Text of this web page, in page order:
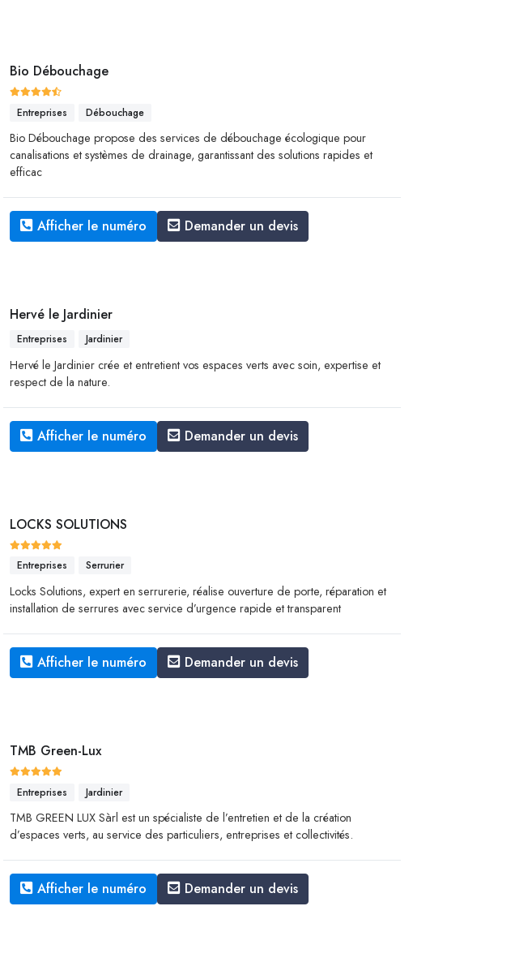
Bio Débouchage
Entreprises Débouchage
Bio Débouchage propose des services de débouchage écologique pour
canalisations et systèmes de drainage, garantissant des solutions rapides et
efficac
Afficher le numéro Demander un devis
Hervé le Jardinier
Entreprises Jardinier
Hervé le Jardinier crée et entretient vos espaces verts avec soin, expertise et
respect de la nature.
Afficher le numéro Demander un devis
LOCKS SOLUTIONS
Entreprises Serrurier
Locks Solutions, expert en serrurerie, réalise ouverture de porte, réparation et
installation de serrures avec service d’urgence rapide et transparent
Afficher le numéro Demander un devis
TMB Green-Lux
Entreprises Jardinier
TMB GREEN LUX Sàrl est un spécialiste de l’entretien et de la création
d’espaces verts, au service des particuliers, entreprises et collectivités.
Afficher le numéro Demander un devis